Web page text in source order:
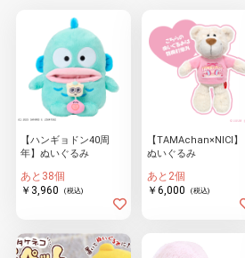
【ハンギョドン40周
年】ぬいぐるみ
あと38個
￥3,960
(税込)
【TAMAchan×NICI】
ぬいぐるみ
あと2個
￥6,000
(税込)
イラストレ
ーター
アダルトグ
ッズ